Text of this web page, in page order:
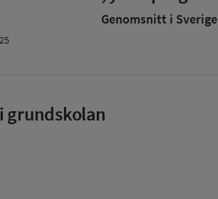
Genomsnitt i Sverige
grundskolan